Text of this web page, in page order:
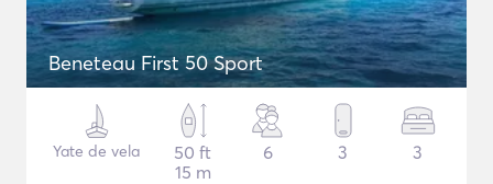
Beneteau First 50 Sport
Yate de vela
50 ft
15 m
6 3 3